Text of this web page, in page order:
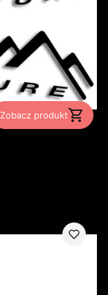
Zobacz produkt